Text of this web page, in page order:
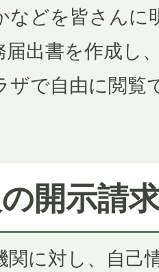
などを皆さんに
届出書を作成し
ザで自由に閲覧
開示請
関に対し、自己